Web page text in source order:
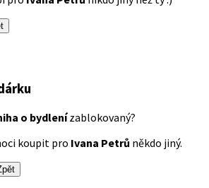
o bydlenízablokovaný?
koupit pro Ivana Petrů někdo jiný.